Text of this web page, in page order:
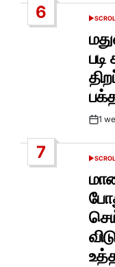
6
POSTED
Post1
7
POSTED